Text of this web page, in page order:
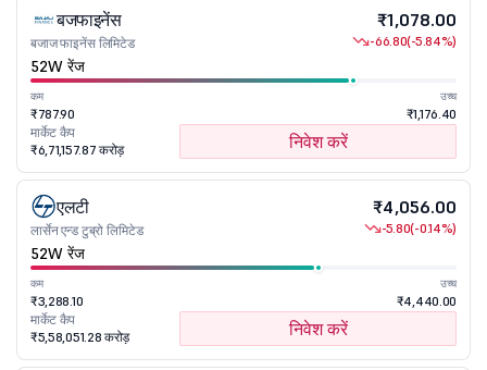
बजफाइनेंस
बजाज फाइनेंस लिमिटेड
₹1,078.00
-66.80(-5.84%)
52W रेंज
कम
₹787.90
उच्च
₹1,176.40
मार्केट कैप
₹6,71,157.87 करोड़
निवेश करें
एलटी
लार्सेन एन्ड टुब्रो लिमिटेड
₹4,056.00
-5.80(-0.14%)
52W रेंज
कम
₹3,288.10
उच्च
₹4,440.00
मार्केट कैप
₹5,58,051.28 करोड़
निवेश करें